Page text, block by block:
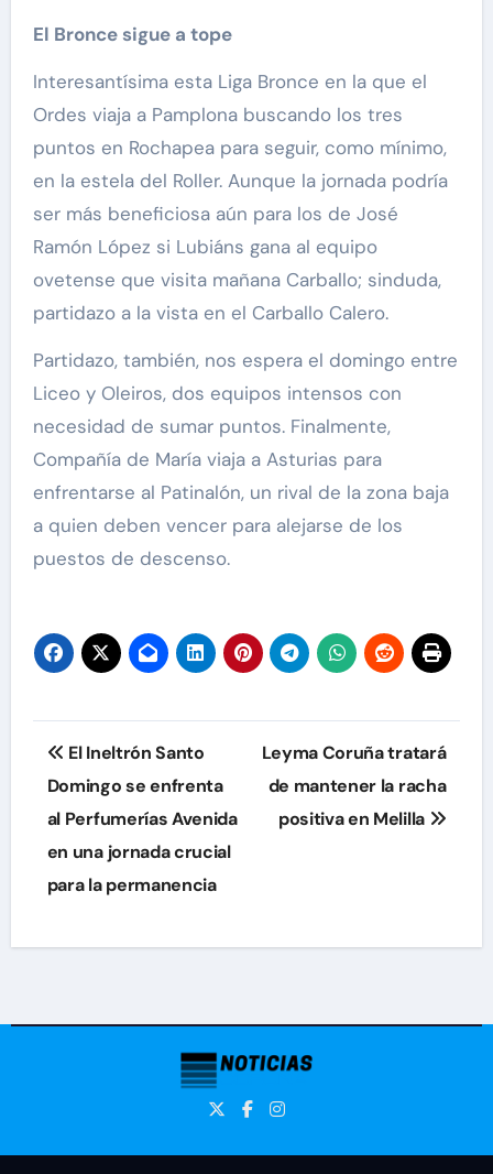
El Bronce sigue a tope
Interesantísima esta Liga Bronce en la que el
Ordes viaja a Pamplona buscando los tres
puntos en Rochapea para seguir, como mínimo,
en la estela del Roller. Aunque la jornada podría
ser más beneficiosa aún para los de José
Ramón López si Lubiáns gana al equipo
ovetense que visita mañana Carballo; sinduda,
partidazo a la vista en el Carballo Calero.
Partidazo, también, nos espera el domingo entre
Liceo y Oleiros, dos equipos intensos con
necesidad de sumar puntos. Finalmente,
Compañía de María viaja a Asturias para
enfrentarse al Patinalón, un rival de la zona baja
a quien deben vencer para alejarse de los
puestos de descenso.
Navegación
de
entradas
El Ineltrón Santo
Domingo se enfrenta
al Perfumerías Avenida
en una jornada crucial
para la permanencia
Leyma Coruña tratará
de mantener la racha
positiva en Melilla